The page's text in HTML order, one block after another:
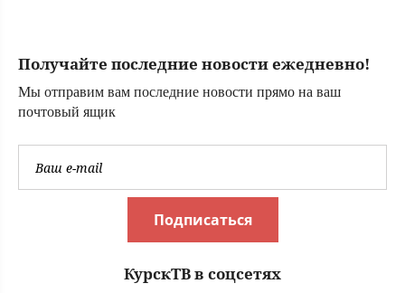
рассказал, что его
пропал
Получайте последние новости ежедневно!
Мы отправим вам последние новости прямо на ваш
почтовый ящик
Подписаться
КурскТВ в соцсетях